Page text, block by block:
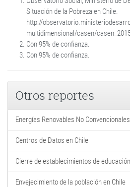
Situación de la Pobreza en Chile.
http://
multidimensional/casen/
Con 95% de confianza.
Con 95% de confianza.
Otros reportes
Energías Renovables No
Centros de Datos en Chile
Cierre de establecimientos de educación
Envejecimiento de la población en Chile